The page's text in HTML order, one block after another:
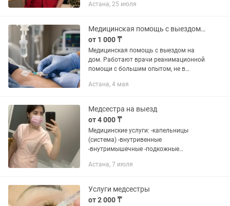
вывод из запоя. • Уколы: в/в, в/м
Астана, 25 июля
Медицинская помощь с выездом на дом
от 1 000 ₸
Медицинская помощь с выездом на
дом. Работают врачи реанимационной
помощи с большим опытом, не в
или наркологической услуги. Почему
Астана, 4 мая
Медсестра на выезд
от 4 000 ₸
Медицинские услуги: -капельницы
(система) -внутривенные
-внутримышечные -подкожные
-наркотическая интоксикация -вывод
клизмы...
Астана, 7 июля
Услуги медсестры
от 2 000 ₸